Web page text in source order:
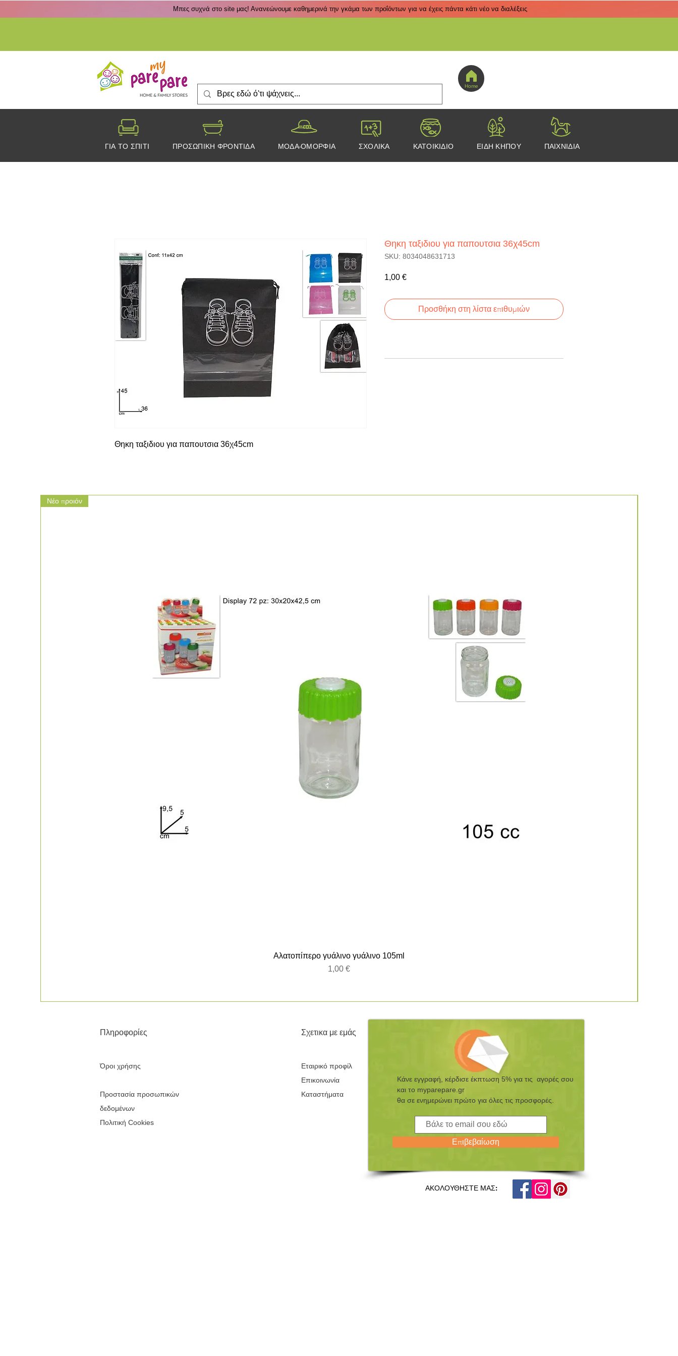
Μπες συχνά στο site μας! Ανανεώνουμε καθημερινά την γκάμα των προΐόντων για να έχεις πάντα κάτι νέο να διαλέξεις
Home
ΓΙΑ ΤΟ ΣΠΙΤΙ ΠΡΟΣΩΠΙΚΗ ΦΡΟΝΤΙΔΑ ΜΟΔΑ-ΟΜΟΡΦΙΑ ΣΧΟΛΙΚΑ ΚΑΤΟΙΚΙΔΙΟ ΕΙΔΗ ΚΗΠΟΥ ΠΑΙΧΝΙΔΙΑ
Θηκη ταξιδιου για παπουτσια 36χ45cm
Θηκη ταξιδιου για παπουτσια 36χ45cm
SKU: 8034048631713
1,00 €Τιμή
Προσθήκη στη λίστα επιθυμιών
Νέο προιόν
Αλατοπίπερο γυάλινο γυάλινο 105ml
Τιμή
1,00 €
Πληροφορίες
Όροι χρήσης
Προστασία προσωπικών
δεδομένων
Πολιτική Cookies
Σχετικα με εμάς
Εταιρικό προφίλ
Επικοινωνία
Καταστήματα
Κάνε εγγραφή, κέρδισε έκπτωση 5% για τις αγορές σου
και τo myparepare.gr
θα σε ενημερώνει πρώτο για όλες τις προσφορές.
Επιβεβαίωση
ΑΚΟΛΟΥΘΗΣΤΕ ΜΑΣ: